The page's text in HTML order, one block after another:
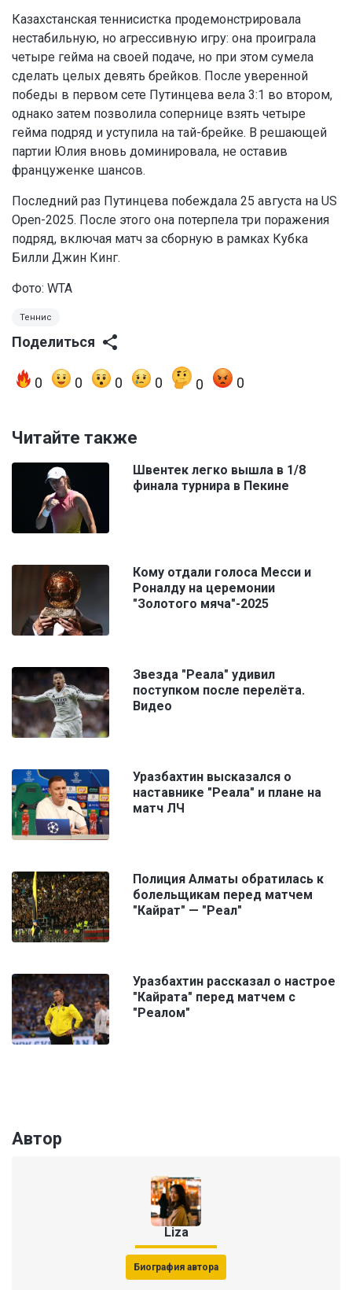
Казахстанская теннисистка продемонстрировала
нестабильную, но агрессивную игру: она проиграла
четыре гейма на своей подаче, но при этом сумела
сделать целых девять брейков. После уверенной
победы в первом сете Путинцева вела 3:1 во втором,
однако затем позволила сопернице взять четыре
гейма подряд и уступила на тай-брейке. В решающей
партии Юлия вновь доминировала, не оставив
француженке шансов.
Последний раз Путинцева побеждала 25 августа на US
Open-2025. После этого она потерпела три поражения
подряд, включая матч за сборную в рамках Кубка
Билли Джин Кинг.
Фото: WTA
Теннис
Поделиться
0 0 0 0 0 0
Читайте также
Швентек легко вышла в 1/8
финала турнира в Пекине
Кому отдали голоса Месси и
Роналду на церемонии
"Золотого мяча"-2025
Звезда "Реала" удивил
поступком после перелёта.
Видео
Уразбахтин высказался о
наставнике "Реала" и плане на
матч ЛЧ
Полиция Алматы обратилась к
болельщикам перед матчем
"Кайрат" — "Реал"
Уразбахтин рассказал о настрое
"Кайрата" перед матчем с
"Реалом"
Автор
Liza
Биография автора